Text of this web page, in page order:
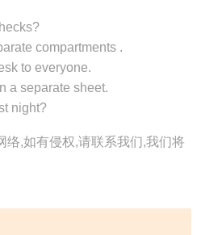
compartments .
to everyone.
a separate sheet.
night?
络,如有侵权,请联系我们,我们将